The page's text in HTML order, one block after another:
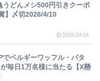
うどんメシ500円引きクーポ
】〆切2026/4/10
2026.04.04
でベルギーワッフル・バタ
毎日1万名様に当たる【X懸